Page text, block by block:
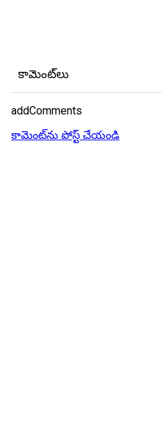
కామెంట్‌లు
addComments
కామెంట్‌ను పోస్ట్ చేయండి